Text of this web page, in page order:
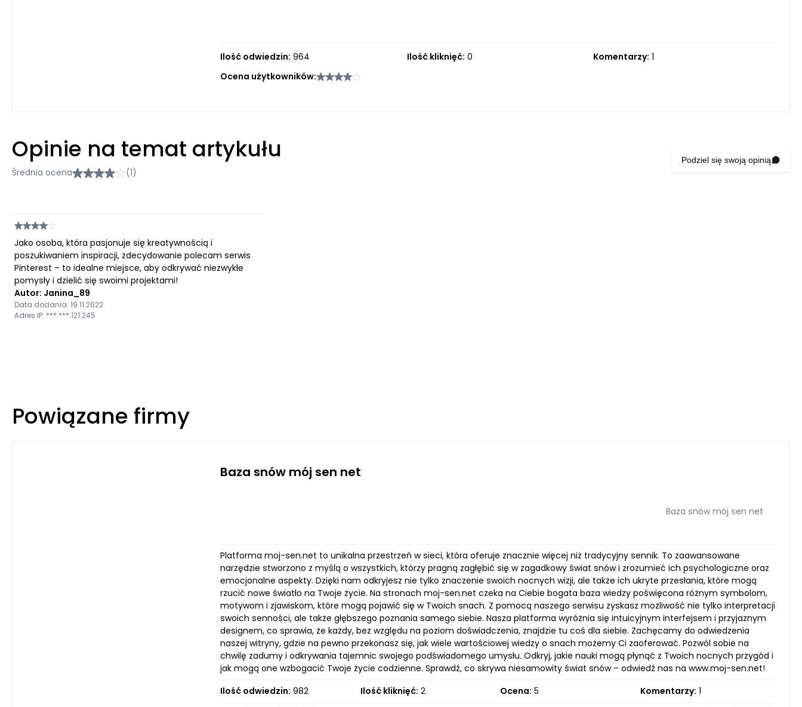
Ilość odwiedzin: 964 Ilość kliknięć: 0 Komentarzy: 1
Ocena użytkowników:
Opinie na temat artykułu
Średnia ocena (1)
Podziel się swoją opinią
Jako osoba, która pasjonuje się kreatywnością i
poszukiwaniem inspiracji, zdecydowanie polecam serwis
Pinterest – to idealne miejsce, aby odkrywać niezwykłe
pomysły i dzielić się swoimi projektami!
Autor: Janina_89
Data dodania: 19.11.2022
Adres IP: ***.***.121.245
Powiązane firmy
Baza snów mój sen net
Baza snów mój sen net
Platforma moj-sen.net to unikalna przestrzeń w sieci, która oferuje znacznie więcej niż tradycyjny sennik. To zaawansowane
narzędzie stworzono z myślą o wszystkich, którzy pragną zagłębić się w zagadkowy świat snów i zrozumieć ich psychologiczne oraz
emocjonalne aspekty. Dzięki nam odkryjesz nie tylko znaczenie swoich nocnych wizji, ale także ich ukryte przesłania, które mogą
rzucić nowe światło na Twoje życie. Na stronach moj-sen.net czeka na Ciebie bogata baza wiedzy poświęcona różnym symbolom,
motywom i zjawiskom, które mogą pojawić się w Twoich snach. Z pomocą naszego serwisu zyskasz możliwość nie tylko interpretacji
swoich senności, ale także głębszego poznania samego siebie. Nasza platforma wyróżnia się intuicyjnym interfejsem i przyjaznym
designem, co sprawia, że każdy, bez względu na poziom doświadczenia, znajdzie tu coś dla siebie. Zachęcamy do odwiedzenia
naszej witryny, gdzie na pewno przekonasz się, jak wiele wartościowej wiedzy o snach możemy Ci zaoferować. Pozwól sobie na
chwilę zadumy i odkrywania tajemnic swojego podświadomego umysłu. Odkryj, jakie nauki mogą płynąć z Twoich nocnych przygód i
jak mogą one wzbogacić Twoje życie codzienne. Sprawdź, co skrywa niesamowity świat snów – odwiedź nas na www.moj-sen.net!
Ilość odwiedzin: 982 Ilość kliknięć: 2 Ocena: 5 Komentarzy: 1